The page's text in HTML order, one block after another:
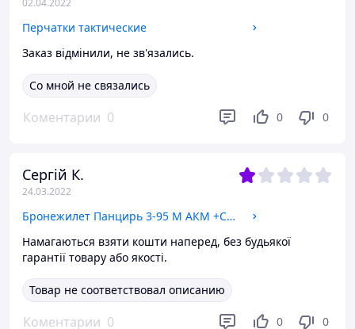
02.04.2022
Перчатки тактические
Заказ відмінили, не зв'язались.
Со мной не связались
Коментарии 0 0 0
Сергій К.
24.03.2022
Бронежилет Панцирь 3-95 М АКМ +СВД, бронежилеты панцирного типа
Намагаються взяти кошти наперед, без будьякої
гарантії товару або якості.
Товар не соответствовал описанию
Коментарии 0 0 0